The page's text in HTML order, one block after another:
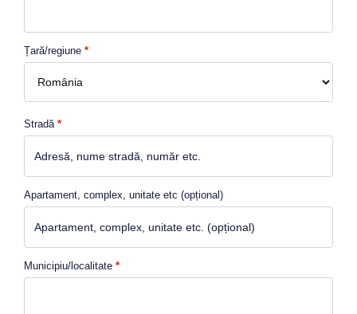
Țară/regiune *
Stradă *
Apartament, complex, unitate etc (opțional)
Municipiu/localitate *